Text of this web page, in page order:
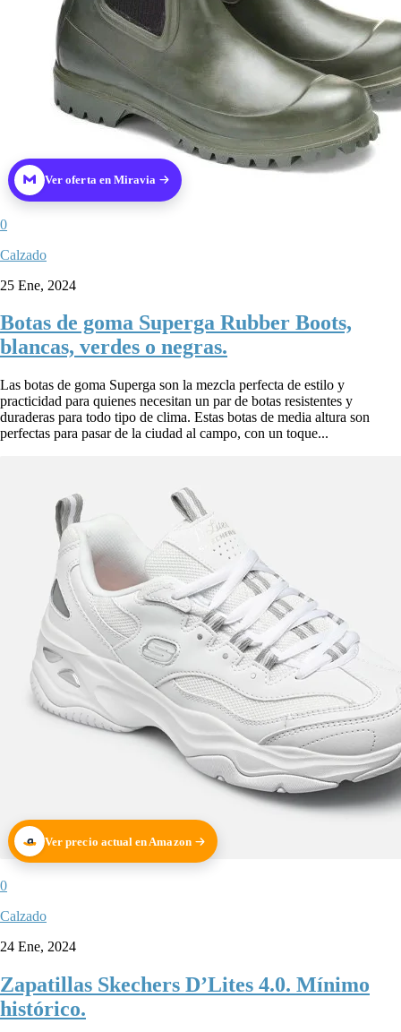
Ver oferta en Miravia
0
Calzado
25 Ene, 2024
Botas de goma Superga Rubber Boots,
blancas, verdes o negras.
Las botas de goma Superga son la mezcla perfecta de estilo y
practicidad para quienes necesitan un par de botas resistentes y
duraderas para todo tipo de clima. Estas botas de media altura son
perfectas para pasar de la ciudad al campo, con un toque...
Ver precio actual en Amazon
0
Calzado
24 Ene, 2024
Zapatillas Skechers D’Lites 4.0. Mínimo
histórico.